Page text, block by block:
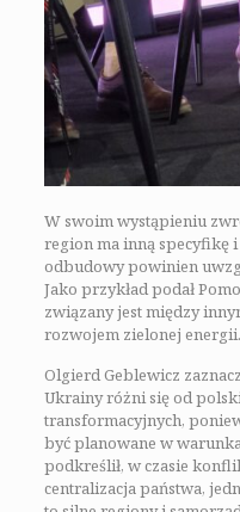
W swoim wystąpieniu
region ma inną specyfikę
odbudowy powinien
Jako przykład podał
związany jest między
rozwojem zielonej energii.
Olgierd Geblewicz
Ukrainy różni się od
transformacyjnych,
być planowane w
podkreślił, w czasie
centralizacja państwa,